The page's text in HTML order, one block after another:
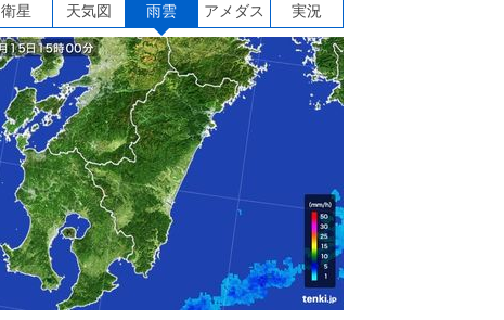
衛星 天気図 雨雲 アメダス 実況